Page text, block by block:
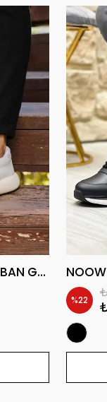
ADARO HAKİKİ DERİ AİR TABAN GÜNLÜK ERKEK SNEAKER AYAKKABI
%22